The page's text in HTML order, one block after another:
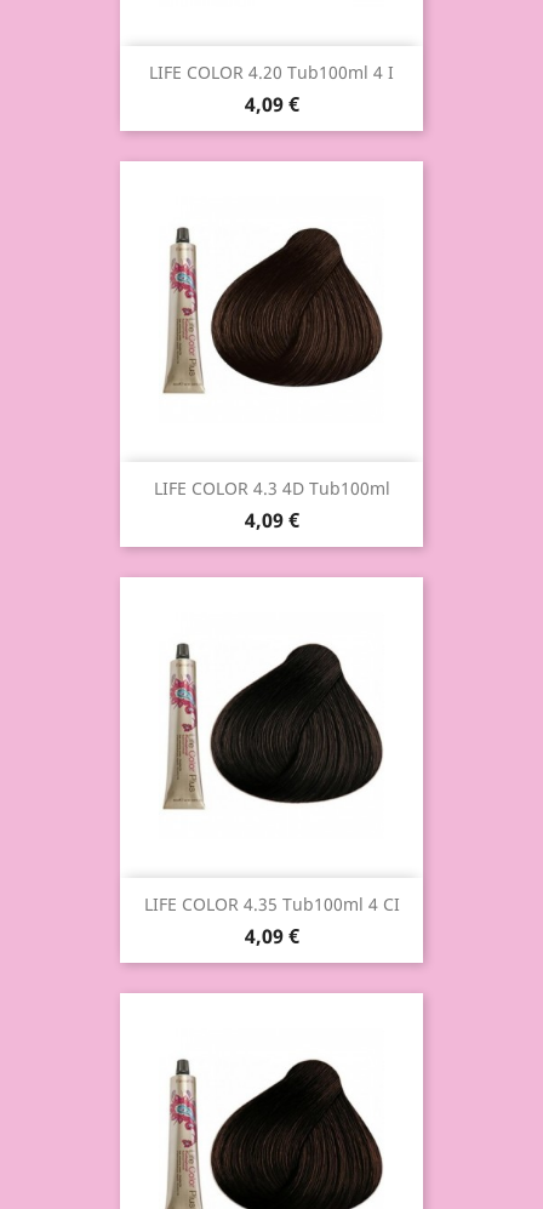
LIFE COLOR 4.20 Tub100ml 4 I
4,09 €
LIFE COLOR 4.3 4D Tub100ml
4,09 €
LIFE COLOR 4.35 Tub100ml 4 CI
4,09 €